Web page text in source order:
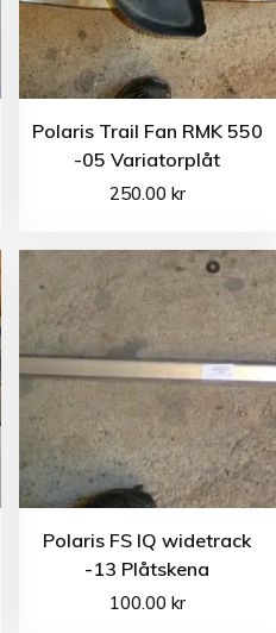
Polaris Trail Fan RMK 550
-05 Variatorplåt
250.00 kr
Polaris FS IQ widetrack
-13 Plåtskena
100.00 kr